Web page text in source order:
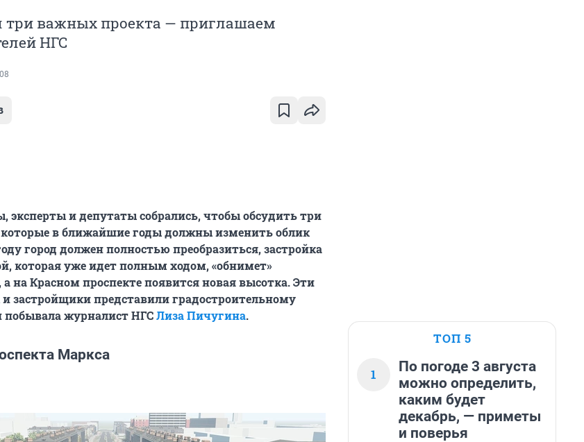
три важных проекта — приглашаем
НГС
эксперты и депутаты собрались, чтобы обсудить три
в ближайшие годы должны изменить облик
город должен полностью преобразиться, застройка
которая уже идет полным ходом, «обнимет»
на Красном проспекте появится новая высотка. Эти
застройщики представили градостроительному
побывала журналист НГСЛиза Пичугина.
Маркса
ТОП 5
1
По погоде 3 августа
можно определить,
каким будет
декабрь, — приметы
и поверья